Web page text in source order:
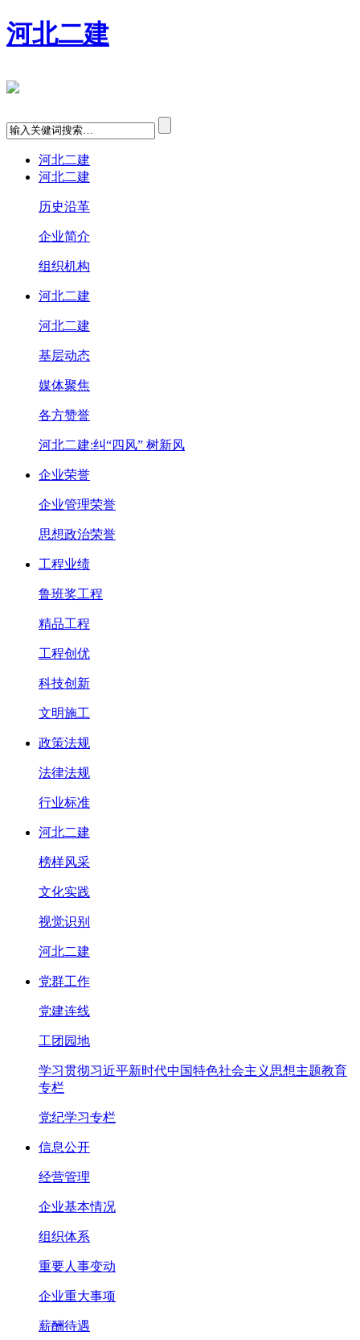
河北二建
河北二建
河北二建
历史沿革
企业简介
组织机构
河北二建
河北二建
基层动态
媒体聚焦
各方赞誉
河北二建:纠“四风” 树新风
企业荣誉
企业管理荣誉
思想政治荣誉
工程业绩
鲁班奖工程
精品工程
工程创优
科技创新
文明施工
政策法规
法律法规
行业标准
河北二建
榜样风采
文化实践
视觉识别
河北二建
党群工作
党建连线
工团园地
学习贯彻习近平新时代中国特色社会主义思想主题教育
专栏
党纪学习专栏
信息公开
经营管理
企业基本情况
组织体系
重要人事变动
企业重大事项
薪酬待遇